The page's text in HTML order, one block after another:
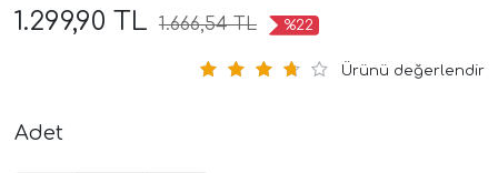
1.299,90 TL 1.666,54 TL %22
Ürünü değerlendir
Adet